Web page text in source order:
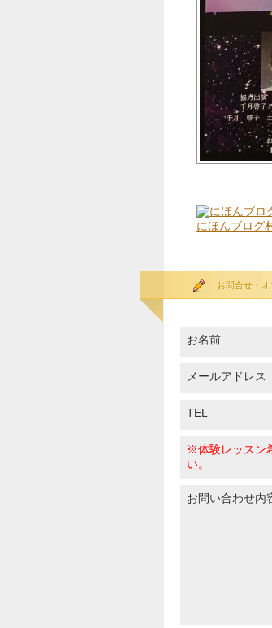
にほんブログ
お問合せ・
お名前
メールアドレス
TEL
※体験レッスン
い。
お問い合わせ内